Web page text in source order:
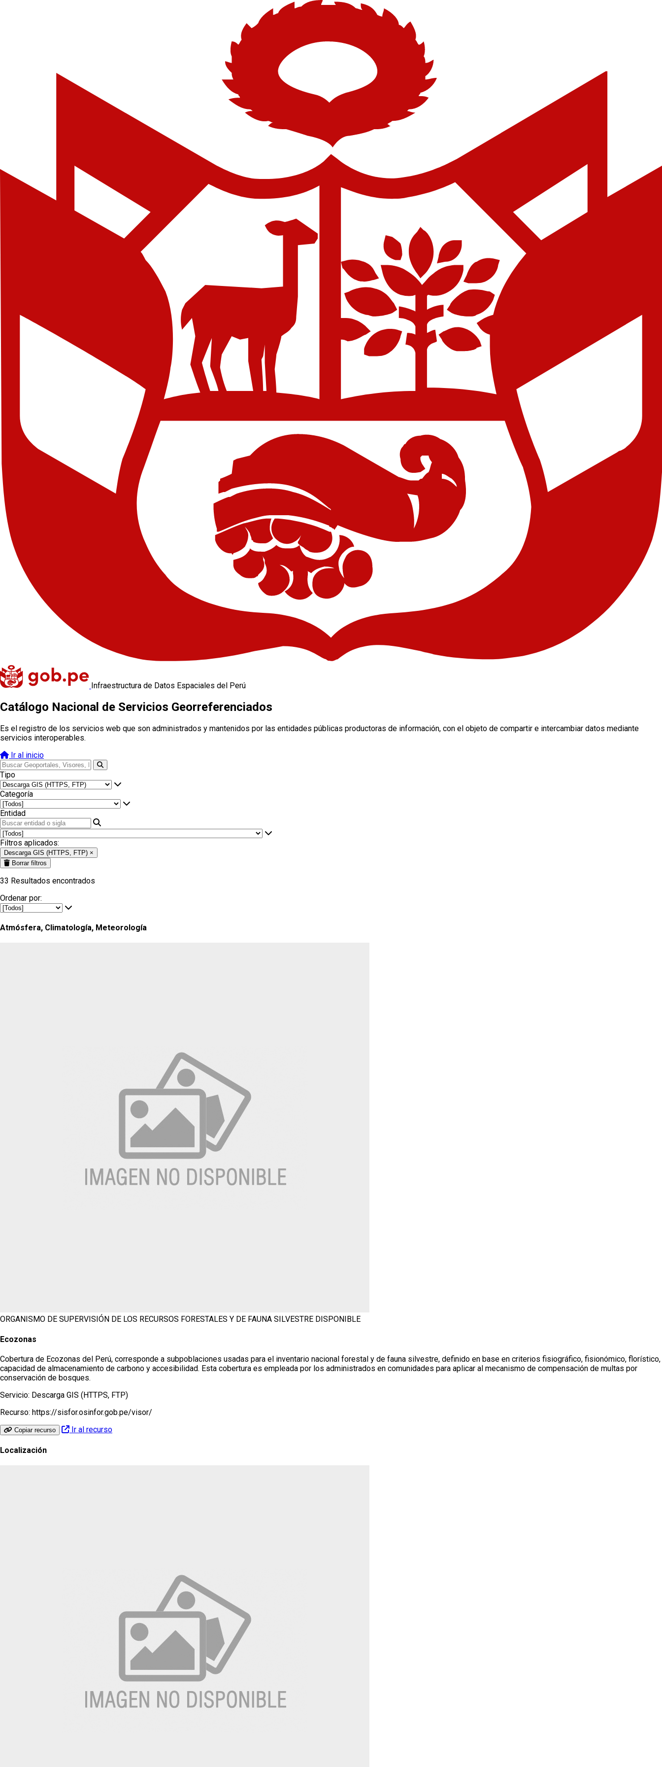
Infraestructura de Datos Espaciales del Perú
Catálogo Nacional de Servicios Georreferenciados
Es el registro de los servicios web que son administrados y mantenidos por las entidades públicas productoras de información, con el objeto de compartir e intercambiar datos mediante
servicios interoperables.
Ir al inicio
Tipo
Categoría
Entidad
Filtros aplicados:
Descarga GIS (HTTPS, FTP) ×
Borrar filtros
33 Resultados encontrados
Ordenar por:
Atmósfera, Climatología, Meteorología
ORGANISMO DE SUPERVISIÓN DE LOS RECURSOS FORESTALES Y DE FAUNA SILVESTRE DISPONIBLE
Ecozonas
Cobertura de Ecozonas del Perú, corresponde a subpoblaciones usadas para el inventario nacional forestal y de fauna silvestre, definido en base en criterios fisiográfico, fisionómico, florístico,
capacidad de almacenamiento de carbono y accesibilidad. Esta cobertura es empleada por los administrados en comunidades para aplicar al mecanismo de compensación de multas por
conservación de bosques.
Servicio: Descarga GIS (HTTPS, FTP)
Recurso: https://sisfor.osinfor.gob.pe/visor/
Copiar recurso Ir al recurso
Localización